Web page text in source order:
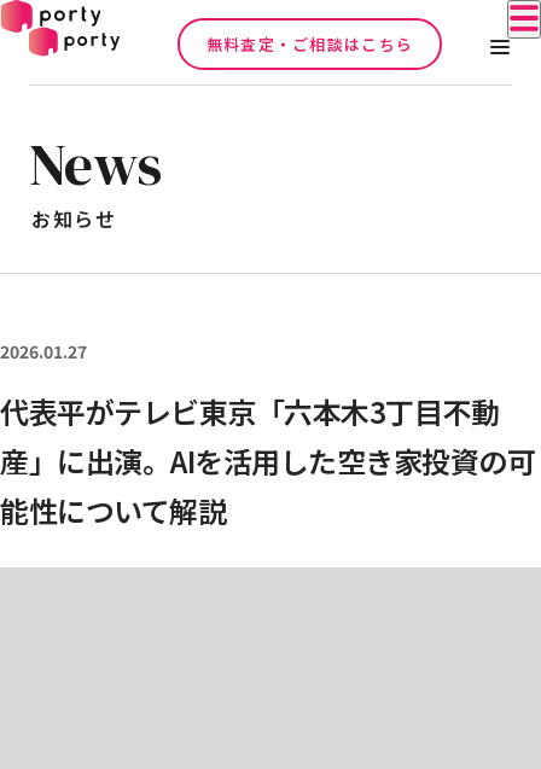
無料査定・ご相談はこちら
News
お知らせ
2026.01.27
代表平がテレビ東京「六本木3丁目不動
産」に出演。AIを活用した空き家投資の可
能性について解説